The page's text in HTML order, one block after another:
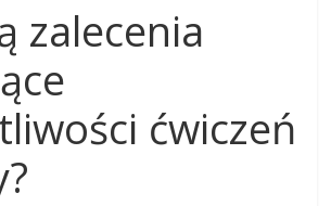
zalecenia
ćwiczeń